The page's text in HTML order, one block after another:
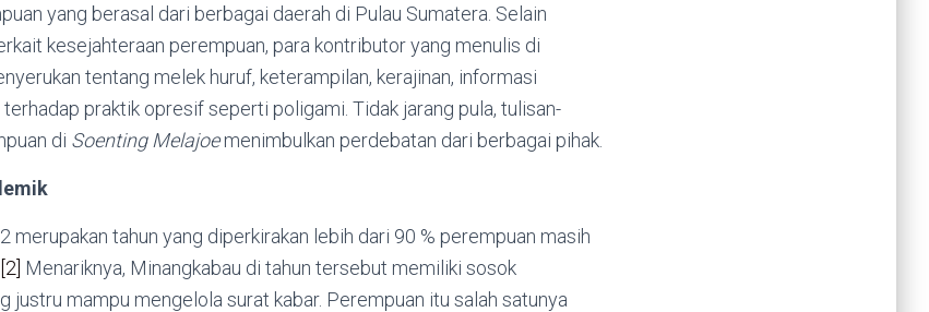
yang berasal dari berbagai daerah di Pulau Sumatera. Selain
kesejahteraan perempuan, para kontributor yang menulis di
tentang melek huruf, keterampilan, kerajinan, informasi
terhadap praktik opresif seperti poligami. Tidak jarang pula, tulisan-
di Soenting Melajoemenimbulkan perdebatan dari berbagai pihak.
merupakan tahun yang diperkirakan lebih dari 90 % perempuan masih
[2] Menariknya, Minangkabau di tahun tersebut memiliki sosok
justru mampu mengelola surat kabar. Perempuan itu salah satunya